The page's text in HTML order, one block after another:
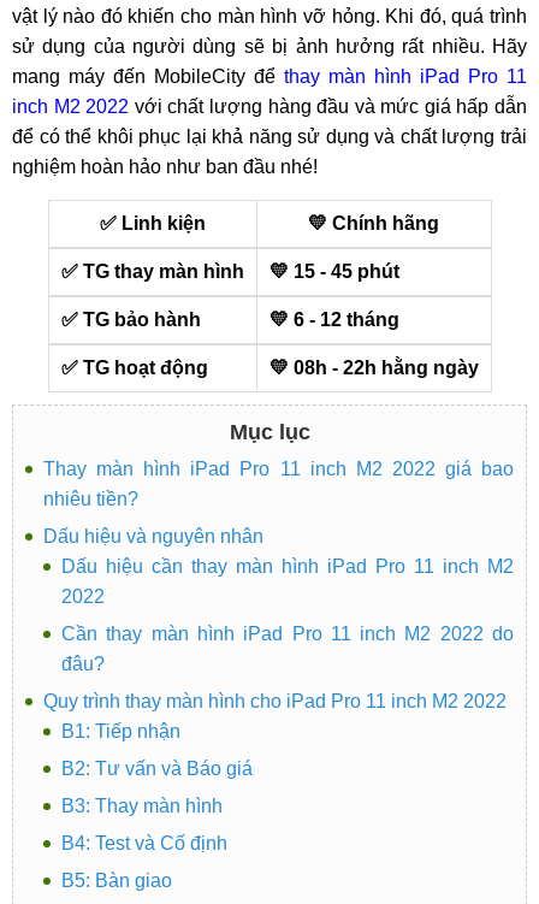
vật lý nào đó khiến cho màn hình vỡ hỏng. Khi đó, quá trình
sử dụng của người dùng sẽ bị ảnh hưởng rất nhiều. Hãy
mang máy đến MobileCity để thay màn hình iPad Pro 11
inch M2 2022 với chất lượng hàng đầu và mức giá hấp dẫn
để có thể khôi phục lại khả năng sử dụng và chất lượng trải
nghiệm hoàn hảo như ban đầu nhé!
✅ Linh kiện 💛 Chính hãng
✅ TG thay màn hình 💛 15 - 45 phút
✅ TG bảo hành 💛 6 - 12 tháng
✅ TG hoạt động 💛 08h - 22h hằng ngày
Mục lục
Thay màn hình iPad Pro 11 inch M2 2022 giá bao
nhiêu tiền?
Dấu hiệu và nguyên nhân
Dấu hiệu cần thay màn hình iPad Pro 11 inch M2
2022
Cần thay màn hình iPad Pro 11 inch M2 2022 do
đâu?
Quy trình thay màn hình cho iPad Pro 11 inch M2 2022
B1: Tiếp nhận
B2: Tư vấn và Báo giá
B3: Thay màn hình
B4: Test và Cố định
B5: Bàn giao